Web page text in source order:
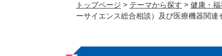
トップページ > テーマから探す > 健康・福
ーサイエンス総合相談）及び医療機器関連
本